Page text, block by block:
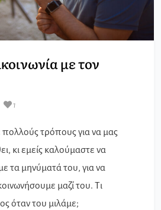
με τον
1
πολλούς τρόπους για να μας
κι εμείς καλούμαστε να
τα μηνύματά του, για να
μαζί του. Τι
όταν του μιλάμε;